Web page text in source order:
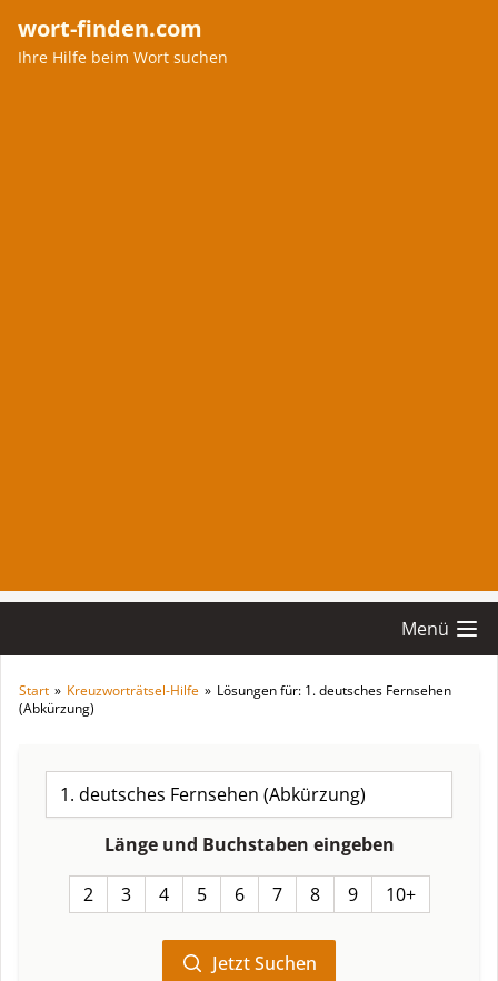
wort-finden.com
Ihre Hilfe beim Wort suchen
Menü
Start » Kreuzworträtsel-Hilfe » Lösungen für: 1. deutsches Fernsehen
(Abkürzung)
Länge und Buchstaben eingeben
2 3 4 5 6 7 8 9 10+
Jetzt Suchen